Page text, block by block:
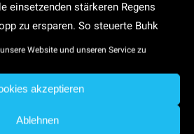
Website und unseren Service zu
akzeptieren
Ablehnen
einsetzenden stärkeren Regens
zu ersparen. So steuerte Buhk
der 16. Runde zum
an die Box.
fand sich Buhk am
Fahrzeugen wieder, konnte
gutmachen, mit Schlussrang 16 aber